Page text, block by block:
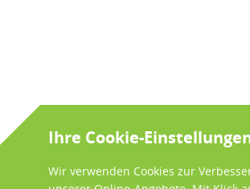
Ihre Cookie-
Wir verwenden Cookies zur